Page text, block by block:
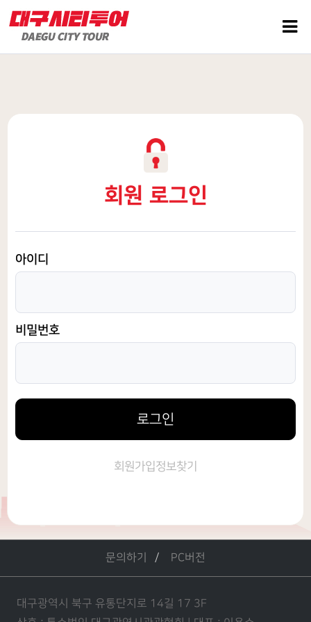
회원 로그인
아이디
비밀번호
로그인
회원가입정보찾기
문의하기 PC버전
대구광역시 북구 유통단지로 14길 17 3F